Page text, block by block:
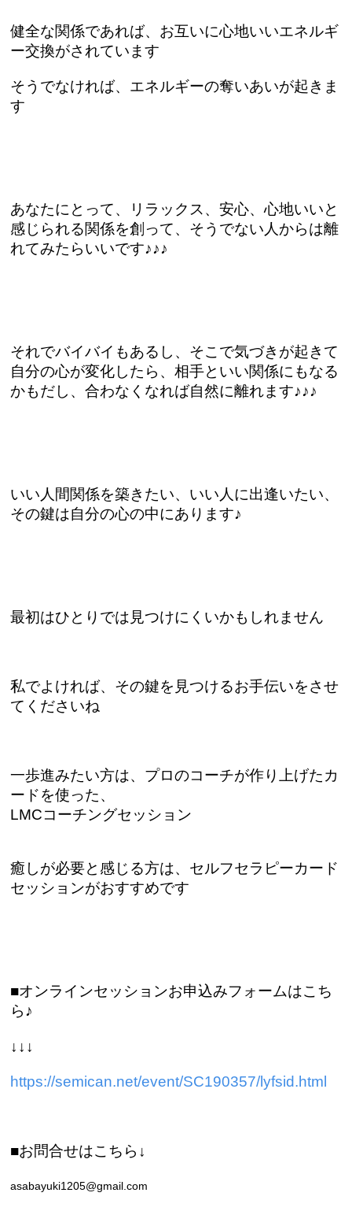
健全な関係であれば、お互いに心地いいエネルギ
ー交換がされています
そうでなければ、エネルギーの奪いあいが起きま
す
あなたにとって、リラックス、安心、心地いいと
感じられる関係を創って、そうでない人からは離
れてみたらいいです♪♪♪
それでバイバイもあるし、そこで気づきが起きて
自分の心が変化したら、相手といい関係にもなる
かもだし、合わなくなれば自然に離れます♪♪♪
いい人間関係を築きたい、いい人に出逢いたい、
その鍵は自分の心の中にあります♪
最初はひとりでは見つけにくいかもしれません
私でよければ、その鍵を見つけるお手伝いをさせ
てくださいね
一歩進みたい方は、プロのコーチが作り上げたカ
ードを使った、
LMCコーチングセッション
癒しが必要と感じる方は、セルフセラピーカード
セッションがおすすめです
■オンラインセッションお申込みフォームはこち
ら♪
↓↓↓
https://semican.net/event/SC190357/lyfsid.html
■お問合せはこちら↓
asabayuki1205@gmail.com